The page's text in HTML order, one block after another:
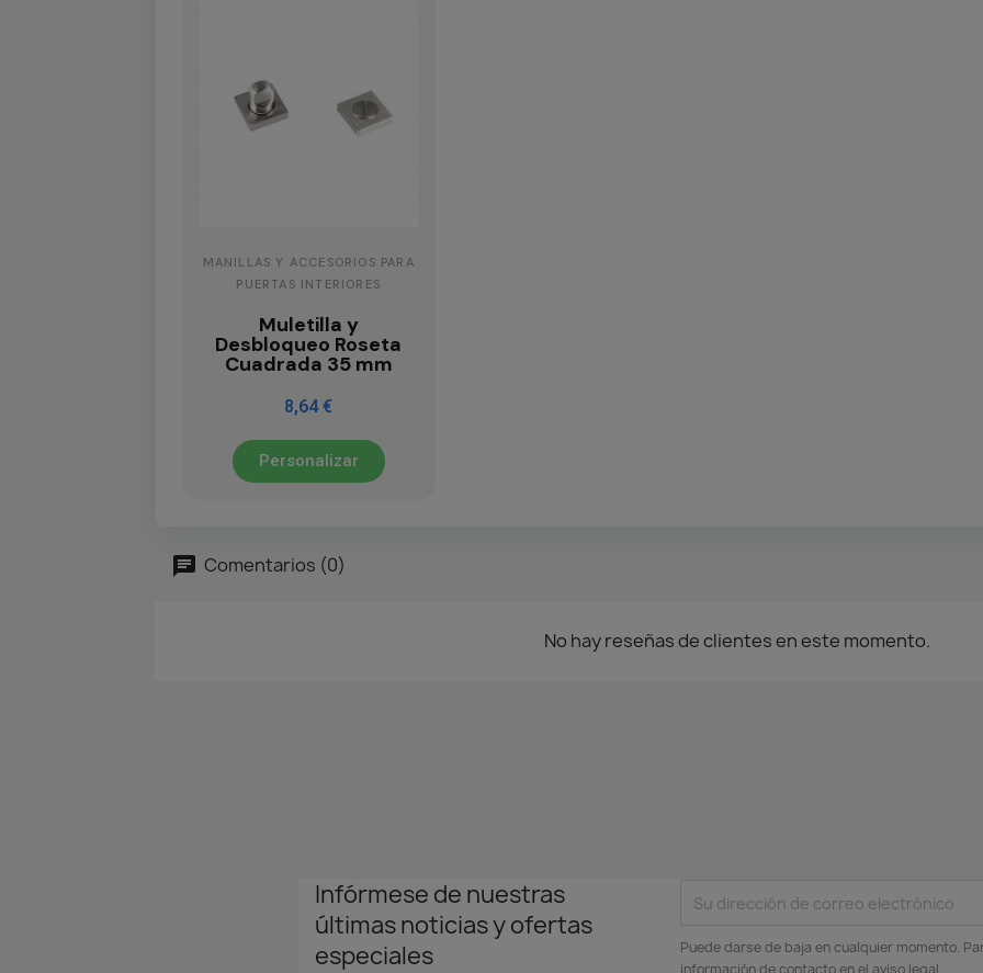
MANILLAS Y ACCESORIOS PARA
PUERTAS INTERIORES
Muletilla y
Desbloqueo Roseta
Cuadrada 35 mm
8,64 €
Personalizar
Comentarios (0)
No hay reseñas de clientes en este momento.
Infórmese de nuestras
últimas noticias y ofertas
especiales
Puede darse de baja en cualquier momento.